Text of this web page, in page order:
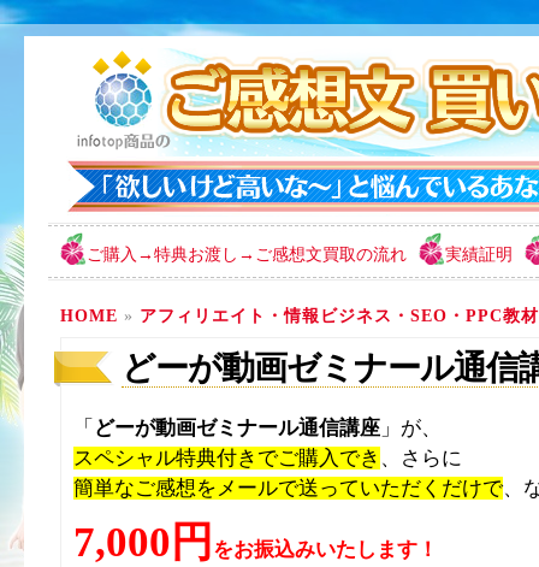
ご購入→特典お渡し→ご感想文買取の流れ 実績証明
HOME » アフィリエイト・情報ビジネス・SEO・PPC教
どーが動画ゼミナール通信
「 どーが動画ゼミナール通信講座 」が、
スペシャル特典付きでご購入でき 、さらに
簡単なご感想をメールで送っていただくだけで、
7,000円 をお振込みいたします！